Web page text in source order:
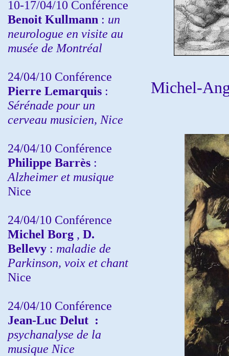
10-17/04/10 Conférence
Benoit Kullmann : un
neurologue en visite au
musée de Montréal
24/04/10 Conférence
Pierre Lemarquis :
Sérénade pour un
cerveau musicien, Nice
24/04/10 Conférence
Philippe Barrès :
Alzheimer et musique
Nice
24/04/10 Conférence
Michel Borg , D.
Bellevy : maladie de
Parkinson, voix et chant
Nice
24/04/10 Conférence
Jean-Luc Delut :
psychanalyse de la
musique Nice
Michel-